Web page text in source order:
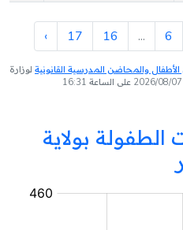
6
...
16
17
›
والمحاضن المدرسية القانونية لوزارة
بولاية
مؤسسة